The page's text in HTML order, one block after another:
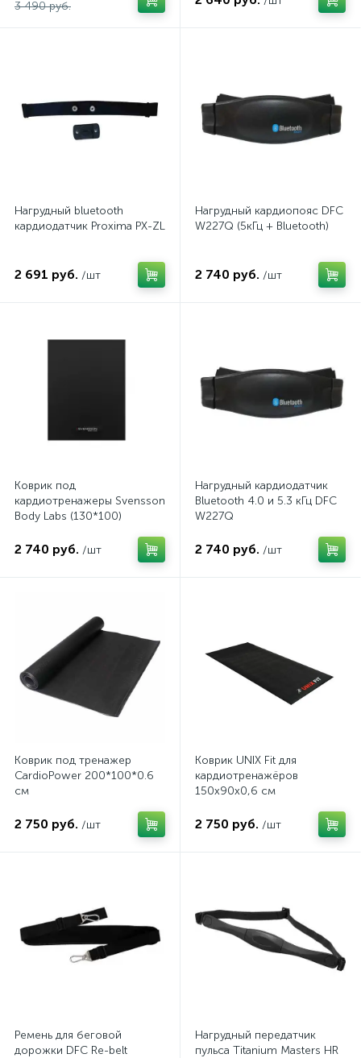
3 490 руб.
Нагрудный bluetooth
кардиодатчик Proxima PX-ZL
2 691 руб. /шт
Нагрудный кардиопояс DFC
W227Q (5кГц + Bluetooth)
2 740 руб. /шт
Коврик под
кардиотренажеры Svensson
Body Labs (130*100)
2 740 руб. /шт
Нагрудный кардиодатчик
Bluetooth 4.0 и 5.3 кГц DFC
W227Q
2 740 руб. /шт
Коврик под тренажер
CardioPower 200*100*0.6
см
2 750 руб. /шт
Коврик UNIX Fit для
кардиотренажёров
150x90x0,6 см
2 750 руб. /шт
Ремень для беговой
дорожки DFC Re-belt
Нагрудный передатчик
пульса Titanium Masters HR